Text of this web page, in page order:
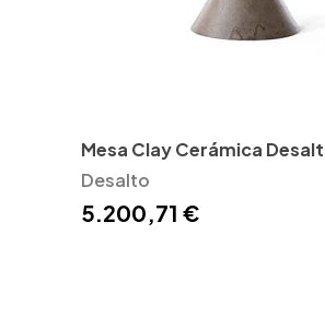
Mesa Clay Cerámica
Desalto
5.200,71 €